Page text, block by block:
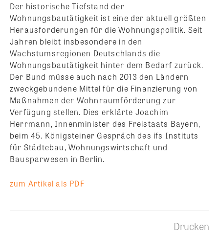
Der historische Tiefstand der
Wohnungsbautätigkeit ist eine der aktuell größten
Herausforderungen für die Wohnungspolitik. Seit
Jahren bleibt insbesondere in den
Wachstumsregionen Deutschlands die
Wohnungsbautätigkeit hinter dem Bedarf zurück.
Der Bund müsse auch nach 2013 den Ländern
zweckgebundene Mittel für die Finanzierung von
Maßnahmen der Wohnraumförderung zur
Verfügung stellen. Dies erklärte Joachim
Herrmann, Innenminister des Freistaats Bayern,
beim 45. Königsteiner Gespräch des ifs Instituts
für Städtebau, Wohnungswirtschaft und
Bausparwesen in Berlin.
zum Artikel als PDF
Drucken